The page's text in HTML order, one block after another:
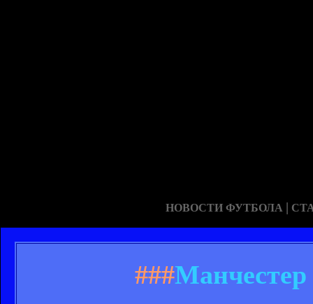
НОВОСТИ ФУТБОЛА |
###